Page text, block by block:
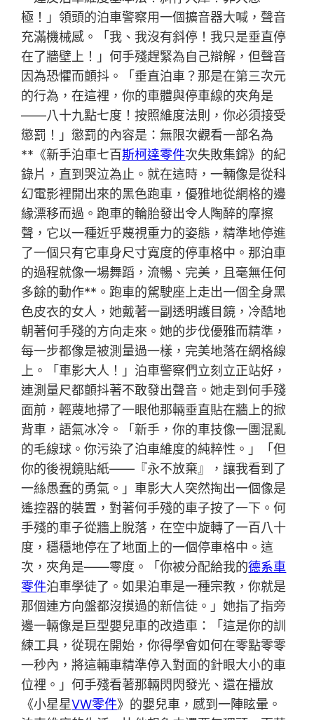
極！」領頭的泊車警察用一個擴音器大喊，聲音
充滿機械感。「我、我沒有斜停！我只是垂直停
在了牆壁上！」何手殘趕緊為自己辯解，但聲音
因為恐懼而顫抖。「垂直泊車？那是在第三次元
的行為，在這裡，你的車體與停車線的夾角是
——八十九點七度！按照維度法則，你必須接受
懲罰！」懲罰的內容是：無限次觀看一部名為
**《新手泊車七百斯柯達零件次失敗集錦》的紀
錄片，直到哭泣為止。就在這時，一輛像是從科
幻電影裡開出來的黑色跑車，優雅地從網格的邊
緣漂移而過。跑車的輪胎發出令人陶醉的摩擦
聲，它以一種近乎蔑視重力的姿態，精準地停進
了一個只有它車身尺寸寬度的停車格中。那泊車
的過程就像一場舞蹈，流暢、完美，且毫無任何
多餘的動作**。跑車的駕駛座上走出一個全身黑
色皮衣的女人，她戴著一副透明護目鏡，冷酷地
朝著何手殘的方向走來。她的步伐優雅而精準，
每一步都像是被測量過一樣，完美地落在網格線
上。「車影大人！」泊車警察們立刻立正站好，
連測量尺都顫抖著不敢發出聲音。她走到何手殘
面前，輕蔑地掃了一眼他那輛垂直貼在牆上的掀
背車，語氣冰冷。「新手，你的車技像一團混亂
的毛線球。你污染了泊車維度的純粹性。」「但
你的後視鏡貼紙——『永不放棄』，讓我看到了
一絲愚蠢的勇氣。」車影大人突然掏出一個像是
遙控器的裝置，對著何手殘的車子按了一下。何
手殘的車子從牆上脫落，在空中旋轉了一百八十
度，穩穩地停在了地面上的一個停車格中。這
次，夾角是——零度。「你被分配給我的德系車
零件泊車學徒了。如果泊車是一種宗教，你就是
那個連方向盤都沒摸過的新信徒。」她指了指旁
邊一輛像是巨型嬰兒車的改造車：「這是你的訓
練工具，從現在開始，你得學會如何在零點零零
一秒內，將這輛車精準停入對面的針眼大小的車
位裡。」何手殘看著那輛閃閃發光、還在播放
《小星星VW零件》的嬰兒車，感到一陣眩暈。